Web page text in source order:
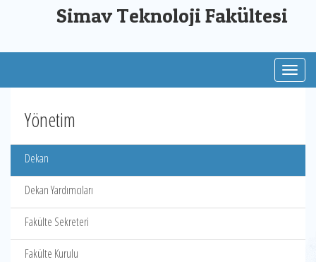
Simav Teknoloji Fakültesi
Yönetim
Dekan
Dekan Yardımcıları
Fakülte Sekreteri
Fakülte Kurulu